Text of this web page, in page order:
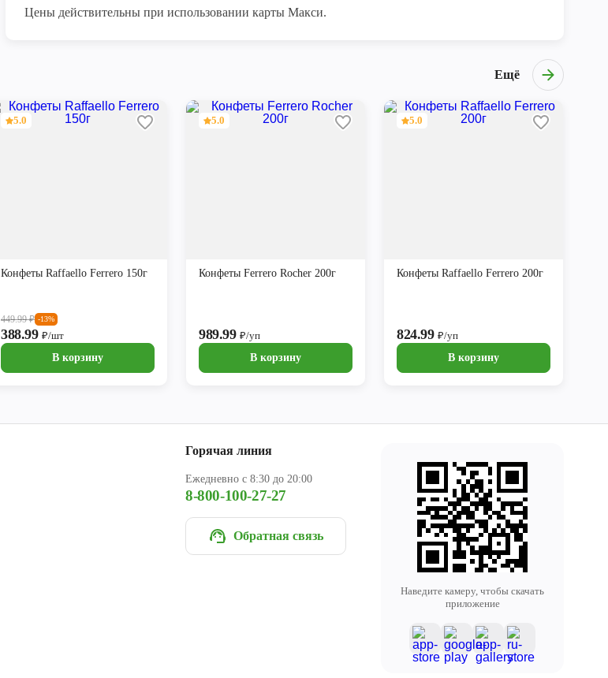
Цены действительны при использовании карты Макси.
Ещё
5.0
Конфеты Raffaello Ferrero 150г
449.99₽ -13%
388.99₽/шт
В корзину
5.0
Конфеты Ferrero Rocher 200г
989.99₽/уп
В корзину
5.0
Конфеты Raffaello Ferrero 200г
824.99₽/уп
В корзину
Горячая линия
Ежедневно с 8:30 до 20:00
8-800-100-27-27
Обратная связь
Наведите камеру, чтобы скачать
приложение